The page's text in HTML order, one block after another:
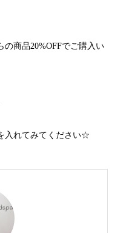
商品20%OFFでご購入い
入れてみてください☆